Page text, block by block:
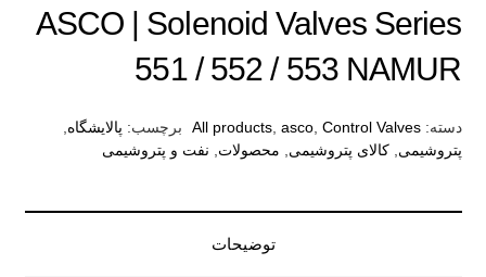
ASCO | Solenoid Valves Series
551 / 552 / 553 NAMUR
دسته: All products, asco, Control Valves برچسب: پالایشگاه,
پتروشیمی,کالای پتروشیمی, محصولات, نفت و پتروشیمی
توضیحات